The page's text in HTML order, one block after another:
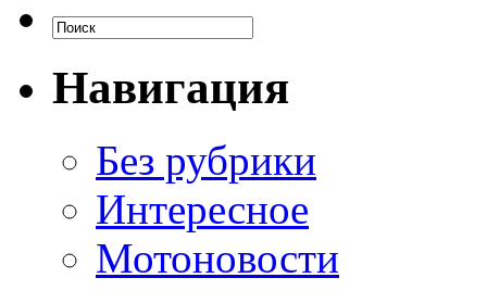
Навигация
Без рубрики
Интересное
Мотоновости